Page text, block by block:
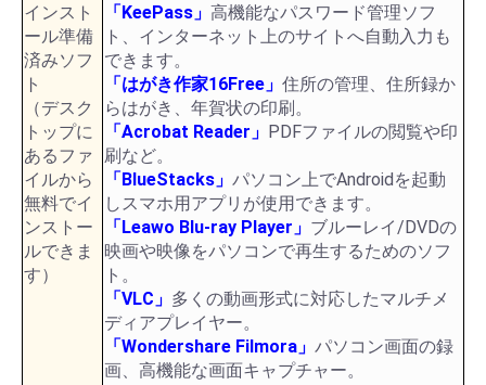
インスト
ール準備
済みソフ
ト
（デスク
トップに
あるファ
イルから
無料でイ
ンストー
ルできま
す）
「KeePass」 高機能なパスワード管理ソフ
ト、インターネット上のサイトへ自動入力も
できます。
「はがき作家16Free」 住所の管理、住所録か
らはがき、年賀状の印刷。
「Acrobat Reader」 PDFファイルの閲覧や印
刷など。
「BlueStacks」 パソコン上でAndroidを起動
しスマホ用アプリが使用できます。
「Leawo Blu-ray Player」 ブルーレイ/DVDの
映画や映像をパソコンで再生するためのソフ
ト。
「VLC」 多くの動画形式に対応したマルチメ
ディアプレイヤー。
「Wondershare Filmora」 パソコン画面の録
画、高機能な画面キャプチャー。